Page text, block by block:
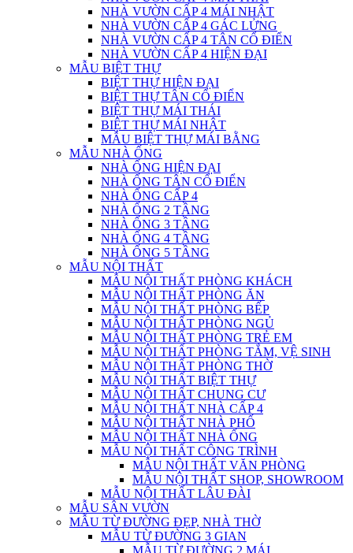
NHÀ VƯỜN CẤP 4 MÁI NHẬT
NHÀ VƯỜN CẤP 4 GÁC LỬNG
NHÀ VƯỜN CẤP 4 TÂN CỔ ĐIỂN
NHÀ VƯỜN CẤP 4 HIỆN ĐẠI
MẪU BIỆT THỰ
BIỆT THỰ HIỆN ĐẠI
BIỆT THỰ TÂN CỔ ĐIỂN
BIỆT THỰ MÁI THÁI
BIỆT THỰ MÁI NHẬT
MẪU BIỆT THỰ MÁI BẰNG
MẪU NHÀ ỐNG
NHÀ ỐNG HIỆN ĐẠI
NHÀ ỐNG TÂN CỔ ĐIỂN
NHÀ ỐNG CẤP 4
NHÀ ỐNG 2 TẦNG
NHÀ ỐNG 3 TẦNG
NHÀ ỐNG 4 TẦNG
NHÀ ỐNG 5 TẦNG
MẪU NỘI THẤT
MẪU NỘI THẤT PHÒNG KHÁCH
MẪU NỘI THẤT PHÒNG ĂN
MẪU NỘI THẤT PHÒNG BẾP
MẪU NỘI THẤT PHÒNG NGỦ
MẪU NỘI THẤT PHÒNG TRẺ EM
MẪU NỘI THẤT PHÒNG TẮM, VỆ SINH
MẪU NỘI THẤT PHÒNG THỜ
MẪU NỘI THẤT BIỆT THỰ
MẪU NỘI THẤT CHUNG CƯ
MẪU NỘI THẤT NHÀ CẤP 4
MẪU NỘI THẤT NHÀ PHỐ
MẪU NỘI THẤT NHÀ ỐNG
MẪU NỘI THẤT CÔNG TRÌNH
MẪU NỘI THẤT VĂN PHÒNG
MẪU NỘI THẤT SHOP, SHOWROOM
MẪU NỘI THẤT LÂU ĐÀI
MẪU SÂN VƯỜN
MẪU TỪ ĐƯỜNG ĐẸP, NHÀ THỜ
MẪU TỪ ĐƯỜNG 3 GIAN
MẪU TỪ ĐƯỜNG 2 MÁI